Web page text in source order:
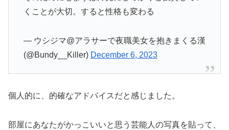
くことが大切。すると性格も変わる
— ウシジマ@アラサーで夜職美女を抱きまくる漢
(@Bundy__Killer) December 6, 2023
個人的に、的確なアドバイスだと感じました。
部屋にあなたがかっこいいと思う芸能人の写真を貼って、